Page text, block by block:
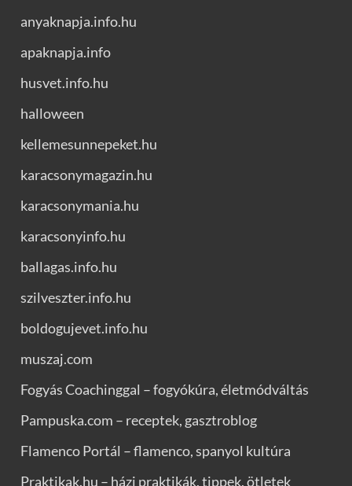
anyaknapja.info.hu
apaknapja.info
husvet.info.hu
halloween
kellemesunnepeket.hu
karacsonymagazin.hu
karacsonymania.hu
karacsonyinfo.hu
ballagas.info.hu
szilveszter.info.hu
boldogujevet.info.hu
muszaj.com
Fogyás Coachinggal – fogyókúra, életmódváltás
Pampuska.com – receptek, gasztroblog
Flamenco Portál – flamenco, spanyol kultúra
Praktikak.hu – házi praktikák, tippek, ötletek